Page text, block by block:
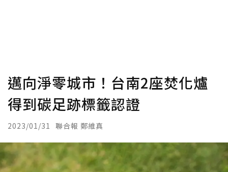
邁向淨零城市！台南2座焚化爐
得到碳足跡標籤認證
2023/01/31 聯合報 鄭維真